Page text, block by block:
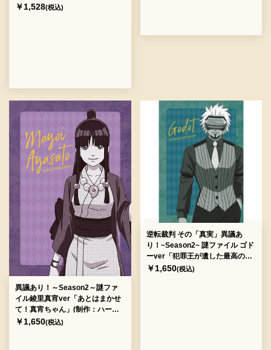
ト：2]
￥1,528(税込)
異議あり！～Season2～謎ファ
イル綾里真宵ver「あとはまかせ
て！真宵ちゃん」(制作：ハード
ナッツ) [送料ウエイト：2]
￥1,650(税込)
逆転裁判 その「真実」異議あ
り！~Season2~ 謎ファイル ゴド
ーver「犯罪王が遺した最高の珈
琲」(制作：S.I.M.) [送料ウエイ
￥1,650(税込)